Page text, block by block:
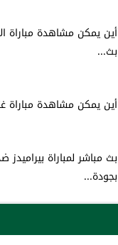
أين يمكن مشاهدة مباراة
بث...
أين يمكن مشاهدة مباراة
بث مباشر لمباراة بيراميدز
بجودة...